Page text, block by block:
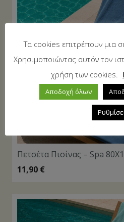
Πετσέτα Πισίνας – Spa
11,90 €
Τα cookies επιτρέπουν μια
Χρησιμοποιώντας αυτόν τον
χρήση των cookies.
Αποδοχή όλων